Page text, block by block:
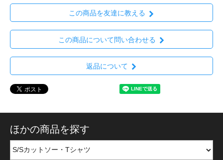
この商品を友達に教える
この商品について問い合わせる
返品について
ほかの商品を探す